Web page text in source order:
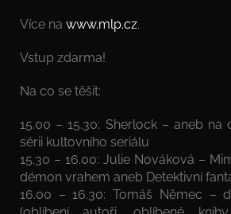
Více na www.mlp.cz.
Vstup zdarma!
Na co se těšit:
15.00 – 15.30: Sherlock – aneb
sérii kultovního seriálu
15.30 – 16.00: Julie Nováková –
démon vrahem aneb Detektivní
16.00 – 16.30: Tomáš Němec –